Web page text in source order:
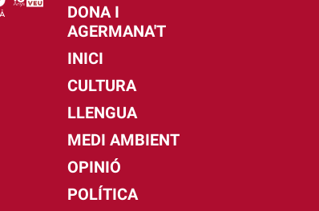
DONA I
AGERMANA'T
INICI
CULTURA
LLENGUA
MEDI AMBIENT
OPINIÓ
POLÍTICA